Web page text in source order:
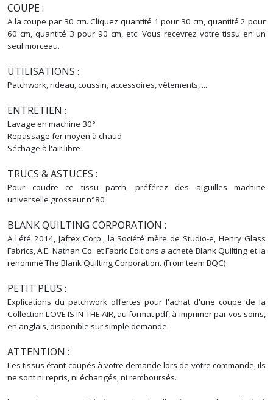
COUPE :
A la coupe par 30 cm. Cliquez quantité 1 pour 30 cm, quantité 2 pour
60 cm, quantité 3 pour 90 cm, etc. Vous recevrez votre tissu en un
seul morceau.
UTILISATIONS :
Patchwork, rideau, coussin, accessoires, vêtements, ...
ENTRETIEN :
Lavage en machine 30°
Repassage fer moyen à chaud
Séchage à l'air libre
TRUCS & ASTUCES :
Pour coudre ce tissu patch, préférez des aiguilles machine
universelle grosseur n°80
BLANK QUILTING CORPORATION :
A l'été 2014, Jaftex Corp., la Société mère de Studio-e, Henry Glass
Fabrics, A.E. Nathan Co. et Fabric Editions a acheté Blank Quilting et la
renommé The Blank Quilting Corporation. (From team BQC)
PETIT PLUS :
Explications du patchwork offertes pour l'achat d'une coupe de la
Collection LOVE IS IN THE AIR, au format pdf, à imprimer par vos soins,
en anglais, disponible sur simple demande
ATTENTION :
Les tissus étant coupés à votre demande lors de votre commande, ils
ne sont ni repris, ni échangés, ni remboursés.